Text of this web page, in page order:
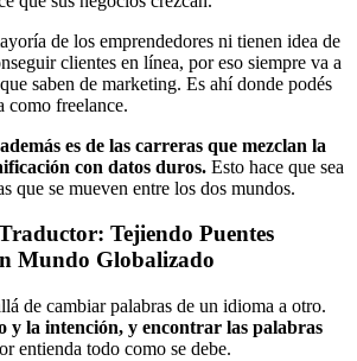
de los emprendedores ni tienen idea de
clientes en línea, por eso siempre va a
saben de marketing. Es ahí donde podés
como freelance.
es de las carreras que mezclan la
con datos duros. Esto hace que sea
que se mueven entre los dos mundos.
Tejiendo Puentes
Mundo Globalizado
de cambiar palabras de un idioma a otro.
y la intención, y encontrar las palabras
entienda todo como se debe.